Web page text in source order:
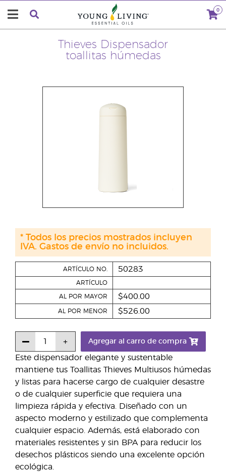
0
Thieves Dispensador
toallitas húmedas
Este dispensador elegante y sustentable
mantiene tus Toallitas Thieves Multiusos húmedas
y listas para hacerse cargo de cualquier desastre
o de cualquier superficie que requiera una
limpieza rápida y efectiva. Diseñado con un
aspecto moderno y estilizado que complementa
cualquier espacio. Además, está elaborado con
materiales resistentes y sin BPA para reducir los
desechos plásticos siendo una excelente opción
ecológica.
ARTÍCULO NO. 50283
ARTÍCULO
AL POR MAYOR $400.00
AL POR MENOR $526.00
Agregar al carro de compra
* Todos los precios mostrados incluyen
IVA. Gastos de envío no incluidos.